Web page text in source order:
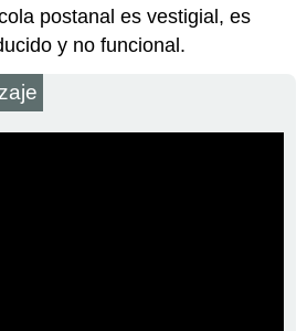
postanal es vestigial, es
y no funcional.